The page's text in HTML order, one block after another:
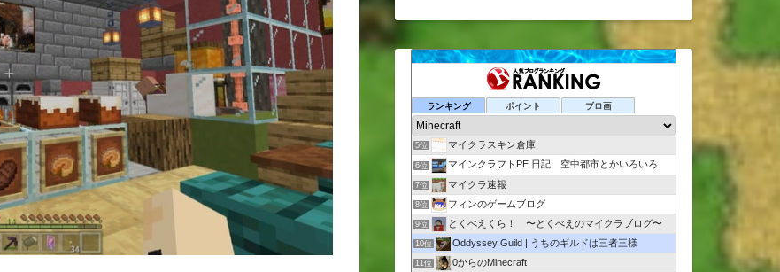
ランキング ポイント ブロ画
萎えと飽きの狭間で
4位 オロオロKTのマイクラブログ
5位 マイクラスキン倉庫
6位 マインクラフトPE 日記 空中都市とかいろいろ
7位 マイクラ速報
8位 フィンのゲームブログ
9位 とくべえくら！ 〜とくべえのマイクラブログ〜
10位 Oddyssey Guild | うちのギルドは三者三様
11位 0からのMinecraft